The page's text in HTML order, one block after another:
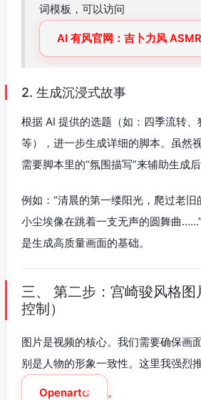
词模板，可以访问
AI 有风官网：吉卜力风
2. 生成沉浸式故事
根据 AI 提供的选题（如：四季流转
等），进一步生成详细的脚本。虽然
需要脚本里的“氛围描写”来辅助生成
例如： “清晨的第一缕阳光，爬过老
小尘埃像在跳着一支无声的圆舞曲……”
是生成高质量画面的基础。
三、 第二步：宫崎骏风格图
控制）
图片是视频的核心。我们需要确保画
别是人物的形象一致性。这里我强烈
Openart 。